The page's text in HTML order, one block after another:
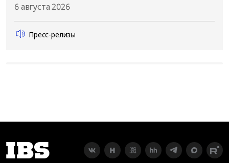
6 августа 2026
Пресс-релизы